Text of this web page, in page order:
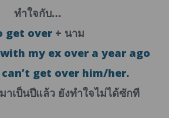
ทำใจกับ…
get over + นาม
my ex over a year ago
get over him/her.
าเป็นปีแล้ว ยังทำใจไม่ได้ซักที